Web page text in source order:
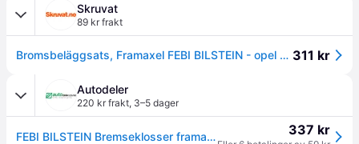
Skruvat
89 kr frakt
Bromsbeläggsats, Framaxel FEBI BILSTEIN - opel corsa e, corsa e skåp/halvkombi, vauxhall corsavan mk iv - OE 095517028, 095524972, 16 05 280 311 kr
Autodeler
220 kr frakt, 3–5 dager
FEBI BILSTEIN Bremseklosser framaksel 16907 Bremsebelegg sett, skivebremse OPEL,VAUXHALL 337 kr